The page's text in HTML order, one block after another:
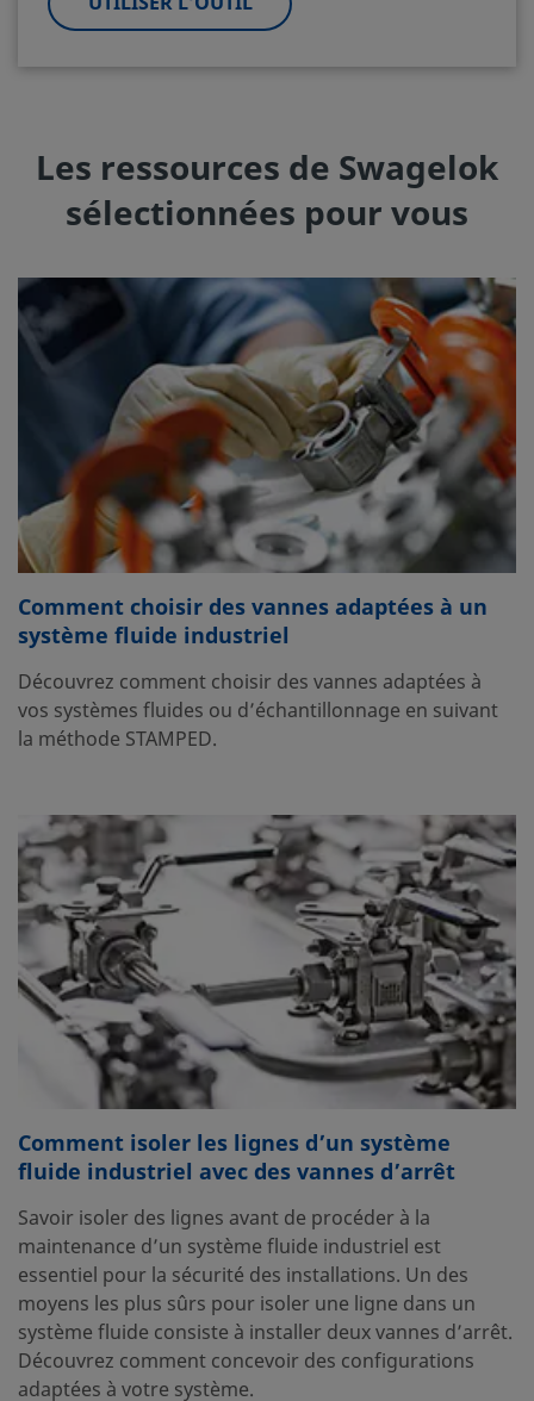
Les ressources de Swagelok
sélectionnées pour vous
Comment choisir des vannes adaptées à un
système fluide industriel
Découvrez comment choisir des vannes adaptées à
vos systèmes fluides ou d’échantillonnage en suivant
la méthode STAMPED.
Comment isoler les lignes d’un système
fluide industriel avec des vannes d’arrêt
Savoir isoler des lignes avant de procéder à la
maintenance d’un système fluide industriel est
essentiel pour la sécurité des installations. Un des
moyens les plus sûrs pour isoler une ligne dans un
système fluide consiste à installer deux vannes d’arrêt.
Découvrez comment concevoir des configurations
adaptées à votre système.